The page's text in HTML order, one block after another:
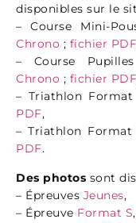
disponibles sur le
– Course Mini-
Chrono ; fichier PDF
– Course
Chrono ; fichier PDF
– Triathlon
PDF,
– Triathlon
PDF.
Des photos sont
– Épreuves Jeunes,
– Épreuve Format S,